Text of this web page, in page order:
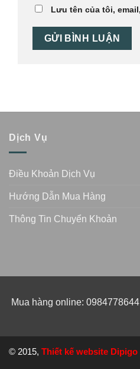
Lưu tên của tôi,
Dịch Vụ
Điều Khoản Dịch Vụ
Hướng Dẫn Mua Hàng
Thông Tin Chuyển Khoản
Mua hàng online: 0984778644
© 2015, Thiết kế website Dipigo